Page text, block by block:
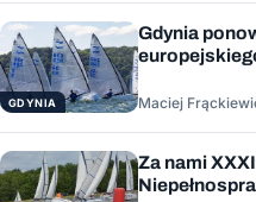
GDYNIA
Gdynia
Maciej
Za nami